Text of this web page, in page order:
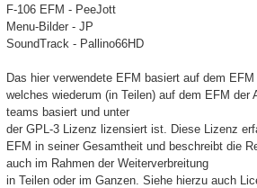
F-106 EFM - PeeJott
Menu-Bilder - JP
SoundTrack - Pallino66HD
Das hier verwendete EFM basiert auf dem
welches wiederum (in Teilen) auf dem EFM der
teams basiert und unter
der GPL-3 Lizenz lizensiert ist. Diese Lizenz
EFM in seiner Gesamtheit und beschreibt die
auch im Rahmen der Weiterverbreitung
in Teilen oder im Ganzen. Siehe hierzu auch